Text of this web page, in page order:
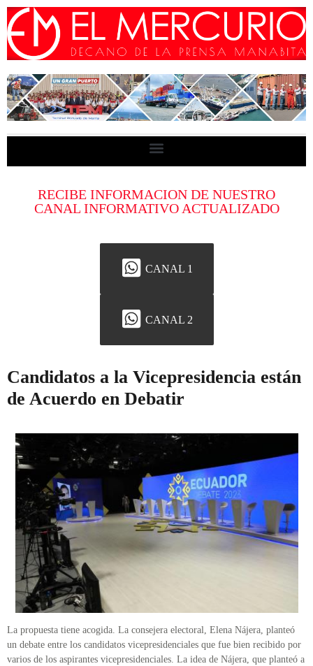
RECIBE INFORMACION DE NUESTRO
CANAL INFORMATIVO ACTUALIZADO
CANAL 1
CANAL 2
Candidatos a la Vicepresidencia están
de Acuerdo en Debatir
La propuesta tiene acogida. La consejera electoral, Elena Nájera, planteó
un debate entre los candidatos vicepresidenciales que fue bien recibido por
varios de los aspirantes vicepresidenciales. La idea de Nájera, que planteó a